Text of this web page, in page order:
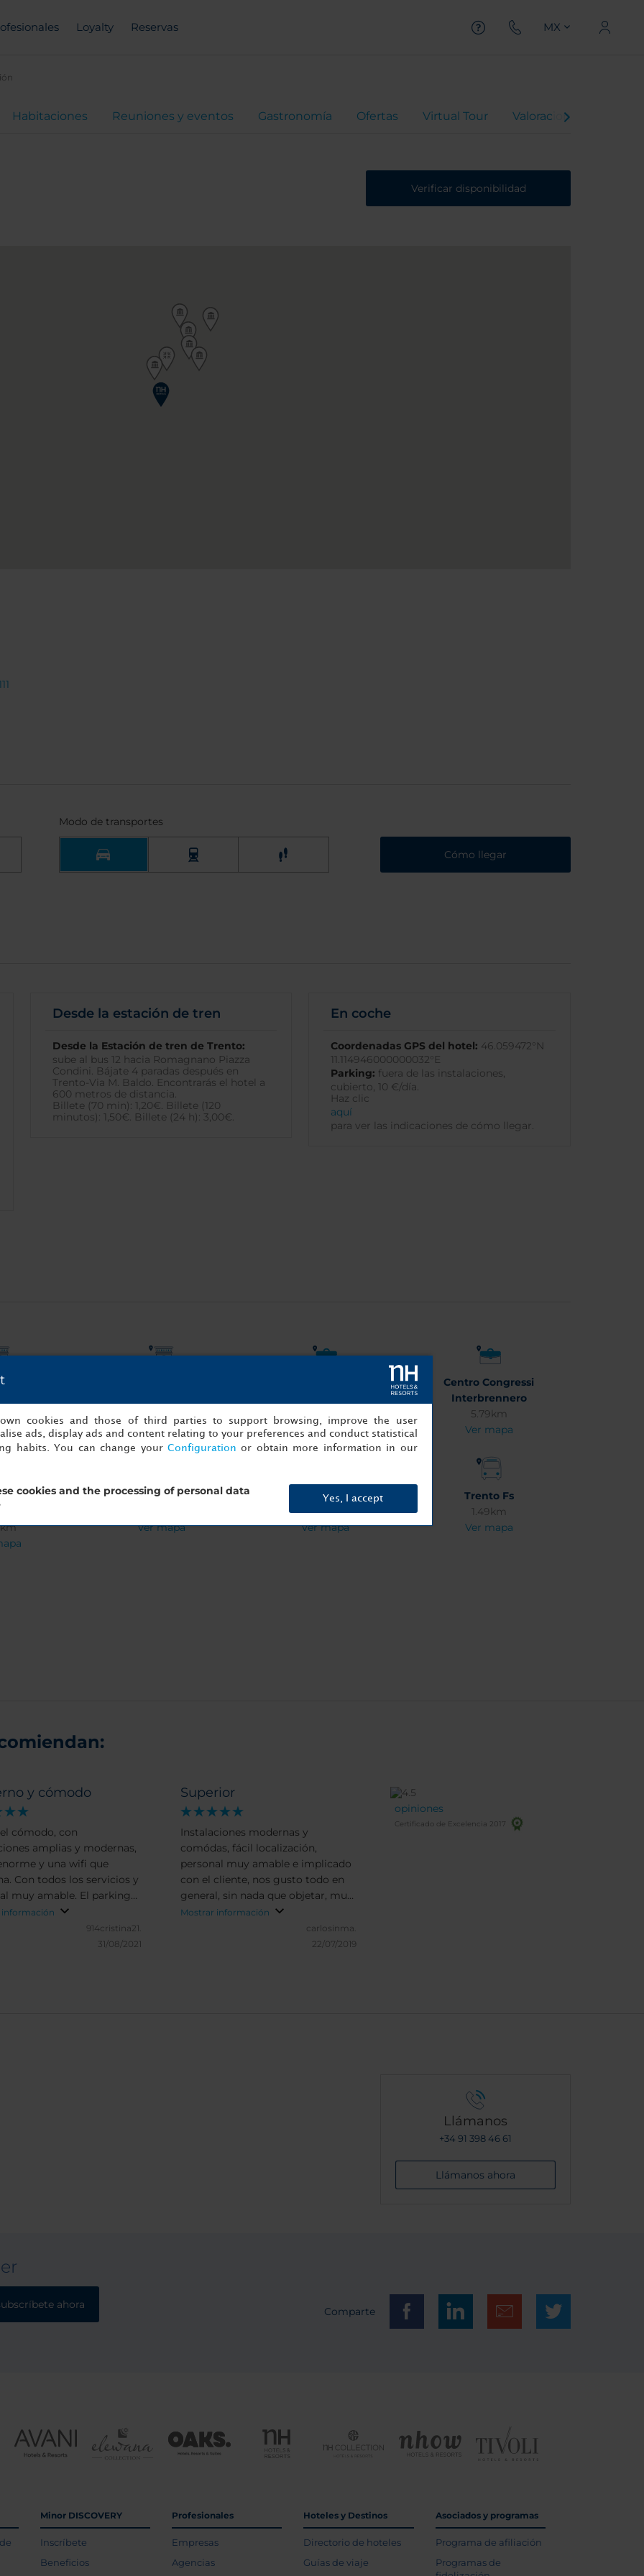
Loyalty Reservas MX
Habitaciones Reuniones y eventos Gastronomía Ofertas Virtual Tour Valoraciones
Verificar disponibilidad
Modo de transportes
Cómo llegar
Desde la estación de tren
Desde la Estación de tren de Trento:
sube al bus 12 hacia Romagnano Piazza
Condini. Bájate 4 paradas después en
Trento-Via M. Baldo. Encontrarás el hotel a
600 metros de distancia.
Billete (70 min): 1,20€. Billete (120
minutos): 1,50€. Billete (24 h): 3,00€.
En coche
Coordenadas GPS del hotel: 46.059472°N
11.114946000000032°E
Parking: fuera de las instalaciones,
cubierto, 10 €/día.
Haz clic
aquí
para ver las indicaciones de cómo llegar.
Ver mapa
Ver mapa
Centro Congressi
Interbrennero
5.79km
Ver mapa
(Christmas
Forte Belvedere Trento
Ver mapa
Castello di Stenico
20.26km
Ver mapa
Trento Fs
1.49km
Ver mapa
y cómodo
cómodo, con
amplias y modernas,
y una wifi que
Con todos los servicios y
muy amable. El parking
y muy útil, porque el
a las afueras de Trento.
información
914cristina21.
31/08/2021
Superior
Instalaciones modernas y
comódas, fácil localización,
personal muy amable e implicado
con el cliente, nos gusto todo en
general, sin nada que objetar, muy
buen equilibrio calidad precio,
zona muy tranquila repetiía sin
lugar a duda si volviera a Trentro
Mostrar información
carlosinma.
22/07/2019
opiniones
Certificado de Excelencia 2017
Llámanos
+34 91 398 46 61
Llámanos ahora
ahora
Comparte
Minor DISCOVERY
Inscríbete
Beneficios
Profesionales
Empresas
Agencias
Hoteles y Destinos
Directorio de hoteles
Guías de viaje
Asociados y programas
Programa de afiliación
Programas de
cookies and those of third parties to support browsing, improve the user
ads, display ads and content relating to your preferences and conduct statistical
habits. You can change your Configuration or obtain more information in our
cookies and the processing of personal data
Yes, I accept